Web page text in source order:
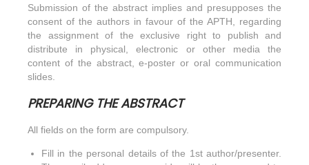
Submission of the abstract implies and presupposes the
consent of the authors in favour of the APTH, regarding
the assignment of the exclusive right to publish and
distribute in physical, electronic or other media the
content of the abstract, e-poster or oral communication
slides.
PREPARING THE ABSTRACT
All fields on the form are compulsory.
Fill in the personal details of the 1st author/presenter.